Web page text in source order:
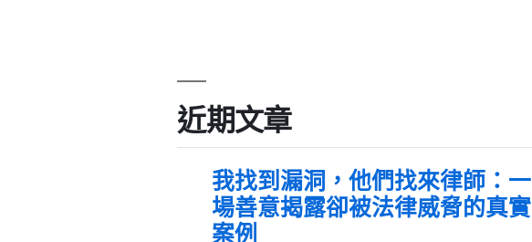
近期文章
我找到漏洞，他們找來律師：一
場善意揭露卻被法律威脅的真實
案例